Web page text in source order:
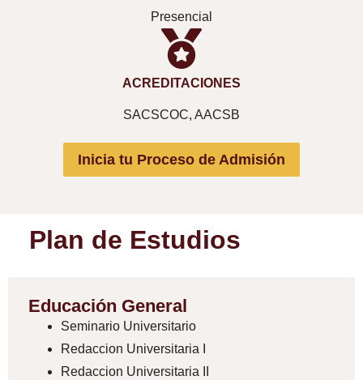
Presencial
ACREDITACIONES
SACSCOC, AACSB
Inicia tu Proceso de Admisión
Plan de Estudios
Educación General
Seminario Universitario
Redaccion Universitaria I
Redaccion Universitaria II